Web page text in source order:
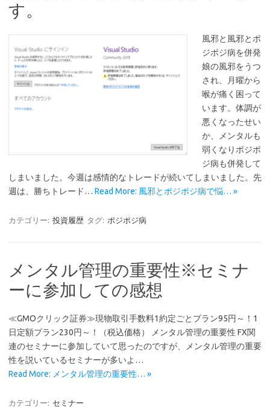
す。
風邪と風邪とポ
ジポジ病を併発
娘の風邪をうつ
され、月曜から
喉が痛く困って
います。体調が
悪くなったせい
か、メンタルも
弱くなりポジポ
ジ病も併発して
しまいました。今週は感情的なトレードが続いてしまいました。先
週は、勝ちトレード… Read More: 風邪とポジポジ病で悩… »
カテゴリー: 投資履歴 タグ: ポジポジ病
メンタル管理の重要性※セミナ
ーに参加しての感想
≪GMOクリック証券≫現物取引手数料1約定ごとプラン95円～！1
日定額プラン230円～！（税込価格） メンタル管理の重要性 FX関
連のセミナーに参加していて思ったのですが、メンタル管理の重要
性を説いているセミナーが多いよ…
Read More: メンタル管理の重要性… »
カテゴリー: セミナー